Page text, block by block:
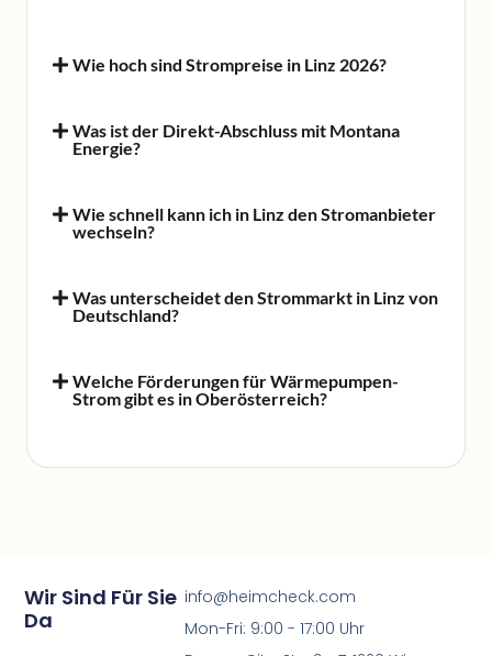
Wie hoch sind Strompreise in Linz 2026?
Was ist der Direkt-Abschluss mit Montana
Energie?
Wie schnell kann ich in Linz den Stromanbieter
wechseln?
Was unterscheidet den Strommarkt in Linz von
Deutschland?
Welche Förderungen für Wärmepumpen-
Strom gibt es in Oberösterreich?
Wir Sind Für Sie
Da
info@heimcheck.com
Mon-Fri: 9:00 - 17:00 Uhr